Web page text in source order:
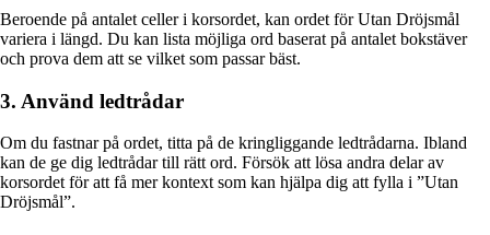
Beroende på antalet celler i korsordet, kan ordet för Utan Dröjsmål
variera i längd. Du kan lista möjliga ord baserat på antalet bokstäver
och prova dem att se vilket som passar bäst.
3. Använd ledtrådar
Om du fastnar på ordet, titta på de kringliggande ledtrådarna. Ibland
kan de ge dig ledtrådar till rätt ord. Försök att lösa andra delar av
korsordet för att få mer kontext som kan hjälpa dig att fylla i ”Utan
Dröjsmål”.